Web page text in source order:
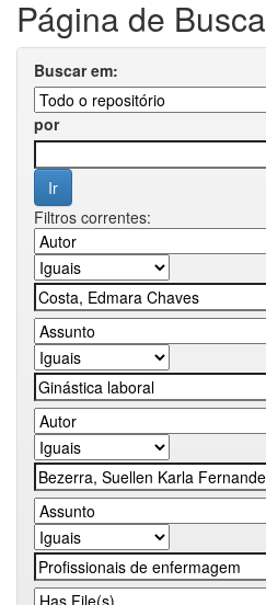
Página de Busca
Buscar em:
por
Filtros correntes: